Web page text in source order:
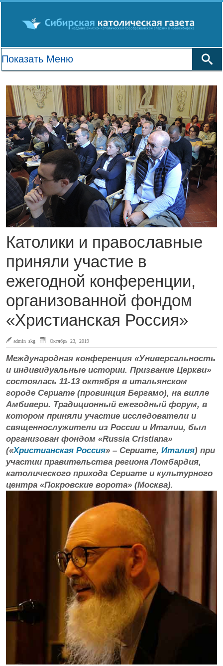
Католики и православные
приняли участие в
ежегодной конференции,
организованной фондом
«Христианская Россия»
admin skg Октябрь 23, 2019
Международная конференция «Универсальность
и индивидуальные истории. Призвание Церкви»
состоялась 11-13 октября в итальянском
городе Сериате (провинция Бергамо), на вилле
Амбивери. Традиционный ежегодный форум, в
котором приняли участие исследователи и
священнослужители из России и Италии, был
организован фондом «Russia Cristiana»
(«Христианская Россия» – Сериате, Италия) при
участии правительства региона Ломбардия,
католического прихода Сериате и культурного
центра «Покровские ворота» (Москва).